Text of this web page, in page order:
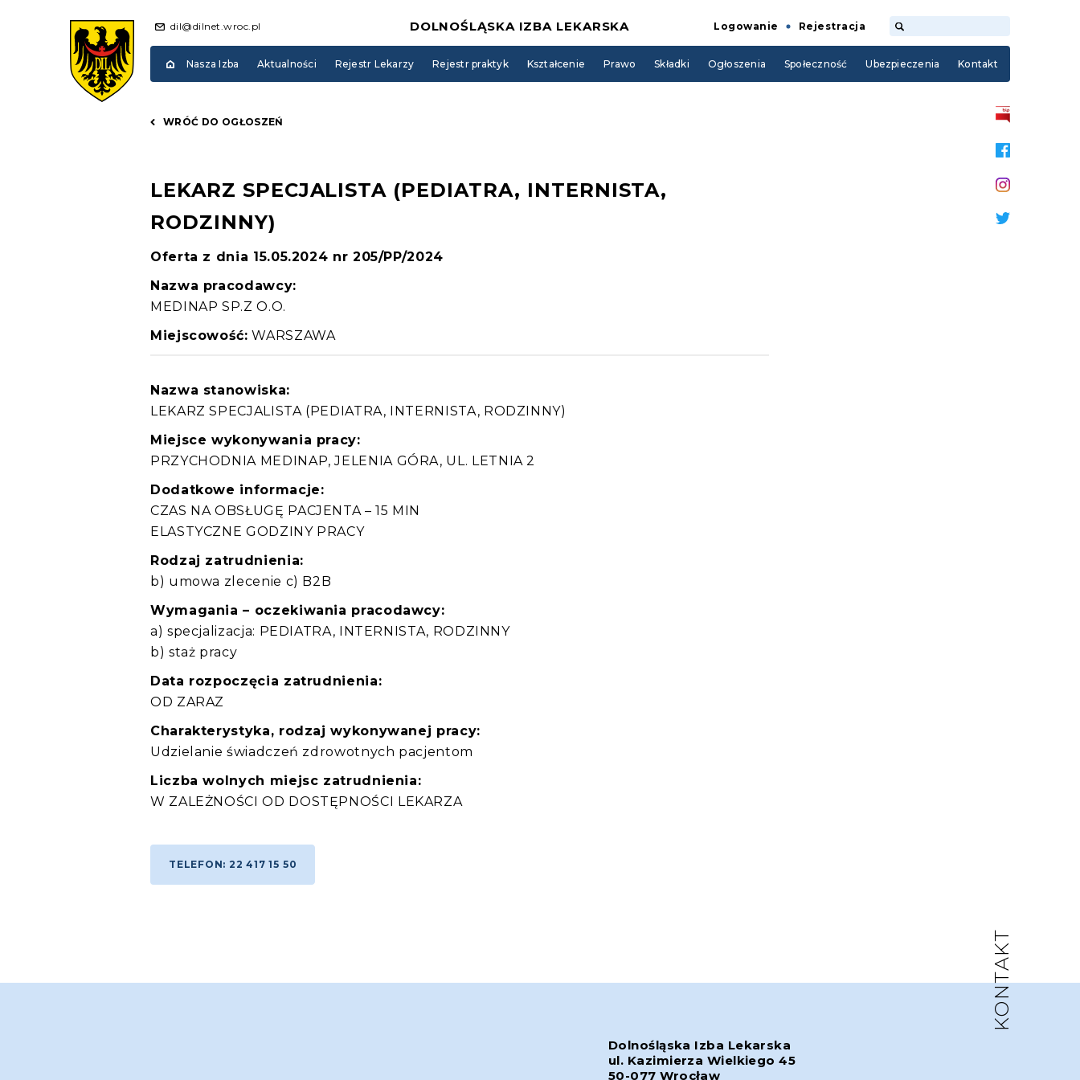
dil@dilnet.wroc.pl DOLNOŚLĄSKA IZBA LEKARSKA Logowanie Rejestracja
Nasza Izba Aktualności Rejestr Lekarzy Rejestr praktyk Kształcenie Prawo Składki Ogłoszenia Społeczność Ubezpieczenia Kontakt
WRÓĆ DO OGŁOSZEŃ
LEKARZ SPECJALISTA (PEDIATRA, INTERNISTA,
RODZINNY)
Oferta z dnia 15.05.2024 nr 205/PP/2024
Nazwa pracodawcy:
MEDINAP SP.Z O.O.
Miejscowość: WARSZAWA
Nazwa stanowiska:
LEKARZ SPECJALISTA (PEDIATRA, INTERNISTA, RODZINNY)
Miejsce wykonywania pracy:
PRZYCHODNIA MEDINAP, JELENIA GÓRA, UL. LETNIA 2
Dodatkowe informacje:
CZAS NA OBSŁUGĘ PACJENTA – 15 MIN
ELASTYCZNE GODZINY PRACY
Rodzaj zatrudnienia:
b) umowa zlecenie c) B2B
Wymagania – oczekiwania pracodawcy:
a) specjalizacja: PEDIATRA, INTERNISTA, RODZINNY
b) staż pracy
Data rozpoczęcia zatrudnienia:
OD ZARAZ
Charakterystyka, rodzaj wykonywanej pracy:
Udzielanie świadczeń zdrowotnych pacjentom
Liczba wolnych miejsc zatrudnienia:
W ZALEŻNOŚCI OD DOSTĘPNOŚCI LEKARZA
TELEFON: 22 417 15 50
KONTAKT
Dolnośląska Izba Lekarska
ul. Kazimierza Wielkiego 45
50-077 Wrocław